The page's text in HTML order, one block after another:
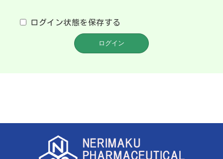
ログイン状態を保存する